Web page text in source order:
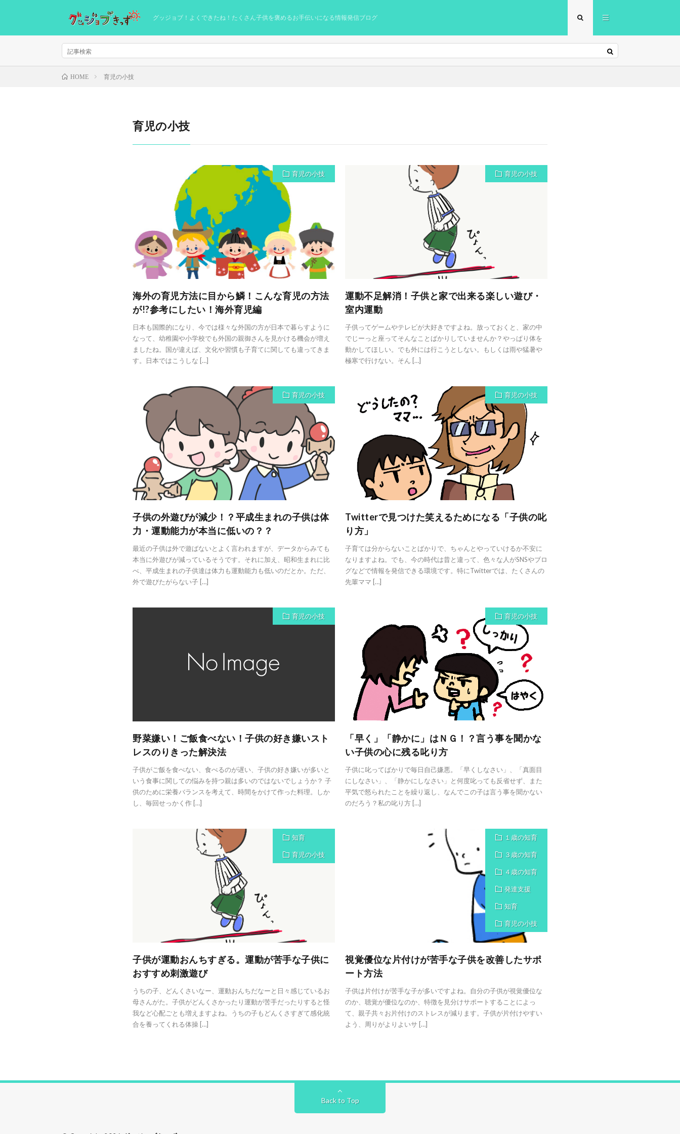
グッジョブ！よくできたね！たくさん子供を褒めるお手伝いになる情報発信ブログ
HOME 育児の小技
育児の小技
育児の小技
海外の育児方法に目から鱗！こんな育児の方法
が!?参考にしたい！海外育児編
日本も国際的になり、今では様々な外国の方が日本で暮らすように
なって、幼稚園や小学校でも外国の親御さんを見かける機会が増え
ましたね。国が違えば、文化や習慣も子育てに関しても違ってきま
す。日本ではこうしな […]
育児の小技
運動不足解消！子供と家で出来る楽しい遊び・
室内運動
子供ってゲームやテレビが大好きですよね。放っておくと、家の中
でじーっと座ってそんなことばかりしていませんか？やっぱり体を
動かしてほしい。でも外には行こうとしない。もしくは雨や猛暑や
極寒で行けない。そん […]
育児の小技
子供の外遊びが減少！？平成生まれの子供は体
力・運動能力が本当に低いの？？
最近の子供は外で遊ばないとよく言われますが、データからみても
本当に外遊びが減っているそうです。それに加え、昭和生まれに比
べ、平成生まれの子供達は体力も運動能力も低いのだとか。ただ、
外で遊びたがらない子 […]
育児の小技
Twitterで見つけた笑えるためになる「子供の叱
り方」
子育ては分からないことばかりで、ちゃんとやっていけるか不安に
なりますよね。でも、今の時代は昔と違って、色々な人がSNSやブロ
グなどで情報を発信できる環境です。特にTwitterでは、たくさんの
先輩ママ […]
育児の小技
野菜嫌い！ご飯食べない！子供の好き嫌いスト
レスのりきった解決法
子供がご飯を食べない、食べるのが遅い、子供の好き嫌いが多いと
いう食事に関しての悩みを持つ親は多いのではないでしょうか？ 子
供のために栄養バランスを考えて、時間をかけて作った料理。しか
し、毎回せっかく作 […]
育児の小技
「早く」「静かに」はＮＧ！？言う事を聞かな
い子供の心に残る叱り方
子供に叱ってばかりで毎日自己嫌悪。「早くしなさい」、「真面目
にしなさい」、「静かにしなさい」と何度叱っても反省せず、また
平気で怒られたことを繰り返し、なんでこの子は言う事を聞かない
のだろう？私の叱り方 […]
知育
育児の小技
子供が運動おんちすぎる。運動が苦手な子供に
おすすめ刺激遊び
うちの子、どんくさいなー、運動おんちだなーと日々感じているお
母さんがた。子供がどんくさかったり運動が苦手だったりすると怪
我など心配ごとも増えますよね。うちの子もどんくさすぎて感化統
合を養ってくれる体操 […]
１歳の知育
３歳の知育
４歳の知育
発達支援
知育
育児の小技
視覚優位な片付けが苦手な子供を改善したサポ
ート方法
子供は片付けが苦手な子が多いですよね。自分の子供が視覚優位な
のか、聴覚が優位なのか、特徴を見分けサポートすることによっ
て、親子共々お片付けのストレスが減ります。子供が片付けやすい
よう、周りがよりよいサ […]
Back to Top